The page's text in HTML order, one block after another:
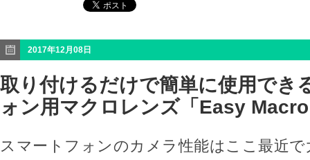
2017年12月08日
取り付けるだけで簡単に使用でき
ォン用マクロレンズ「Easy
スマートフォンのカメラ性能はここ最近